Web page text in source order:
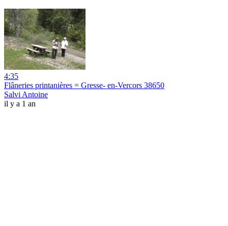
4:35
Flâneries printanières = Gresse- en-Vercors 38650
Salvi Antoine
il y a 1 an